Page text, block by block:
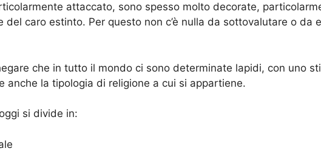
attaccato, sono spesso molto decorate,
del caro estinto. Per questo non c’è nulla da sottovalutare o da
che in tutto il mondo ci sono determinate lapidi, con uno
anche la tipologia di religione a cui si appartiene.
si divide in: